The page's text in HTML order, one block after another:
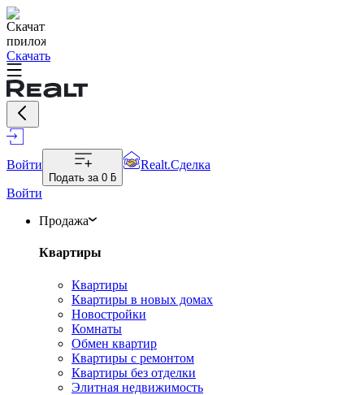
Скачать
Войти
Подать за 0 ƃ
Realt.Сделка
Войти
Продажа
Квартиры
Квартиры
Квартиры в новых домах
Новостройки
Комнаты
Обмен квартир
Квартиры с ремонтом
Квартиры без отделки
Элитная недвижимость